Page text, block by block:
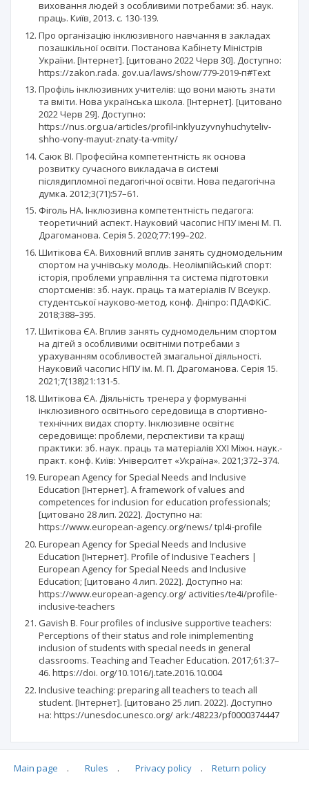
виховання людей з особливими потребами: зб. наук.
праць. Київ, 2013. с. 130-139.
Про організацію інклюзивного навчання в закладах
позашкільної освіти. Постанова Кабінету Міністрів
України. [Інтернет]. [цитовано 2022 Черв 30]. Доступно:
https://zakon.rada. gov.ua/laws/show/779-2019-п#Text
Профіль інклюзивних учителів: що вони мають знати
та вміти. Нова українська школа. [Інтернет]. [цитовано
2022 Черв 29]. Доступно:
https://nus.org.ua/articles/profil-inklyuzyvnyhuchyteliv-
shho-vony-mayut-znaty-ta-vmity/
Саюк ВІ. Професійна компетентність як основа
розвитку сучасного викладача в системі
післядипломної педагогічної освіти. Нова педагогічна
думка. 2012;3(71):57–61.
Фіголь НА. Інклюзивна компетентність педагога:
теоретичний аспект. Науковий часопис НПУ імені М. П.
Драгоманова. Серія 5. 2020;77:199–202.
Шитікова ЄА. Виховний вплив занять судномодельним
спортом на учнівську молодь. Неолімпійський спорт:
історія, проблеми управління та система підготовки
спортсменів: зб. наук. праць та матеріалів IV Всеукр.
студентської науково-метод. конф. Дніпро: ПДАФКіС.
2018;388–395.
Шитікова ЄА. Вплив занять судномодельним спортом
на дітей з особливими освітніми потребами з
урахуванням особливостей змагальної діяльності.
Науковий часопис НПУ ім. М. П. Драгоманова. Серія 15.
2021;7(138)21:131-5.
Шитікова ЄА. Діяльність тренера у формуванні
інклюзивного освітнього середовища в спортивно-
технічних видах спорту. Інклюзивне освітнє
середовище: проблеми, перспективи та кращі
практики: зб. наук. праць та матеріалів ХХI Міжн. наук.-
практ. конф. Київ: Університет «Україна». 2021;372–374.
European Agency for Special Needs and Inclusive
Education [Інтернет]. A framework of values and
competences for inclusion for education professionals;
[цитовано 28 лип. 2022]. Доступно на:
https://www.european-agency.org/news/ tpl4i-profile
European Agency for Special Needs and Inclusive
Education [Інтернет]. Profile of Inclusive Teachers |
European Agency for Special Needs and Inclusive
Education; [цитовано 4 лип. 2022]. Доступно на:
https://www.european-agency.org/ activities/te4i/profile-
inclusive-teachers
Gavish B. Four profiles of inclusive supportive teachers:
Perceptions of their status and role inimplementing
inclusion of students with special needs in general
classrooms. Teaching and Teacher Education. 2017;61:37–
46. https://doi. org/10.1016/j.tate.2016.10.004
Inclusive teaching: preparing all teachers to teach all
student. [Інтернет]. [цитовано 25 лип. 2022]. Доступно
на: https://unesdoc.unesco.org/ ark:/48223/pf0000374447
Articles quoting
Main page . Rules . Privacy policy . Return policy